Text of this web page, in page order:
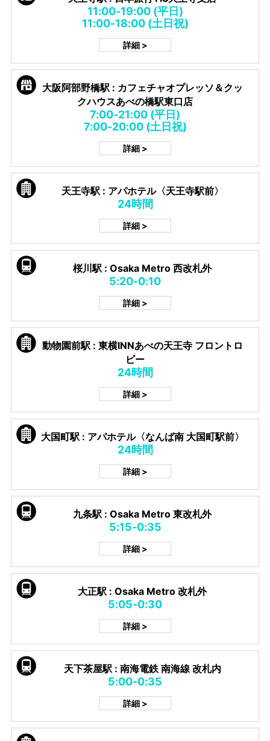
11:00-19:00 (平日)
11:00-18:00 (土日祝)
詳細 >
大阪阿部野橋駅 : カフェチャオプレッソ＆クッ
クハウスあべの橋駅東口店
7:00-21:00 (平日)
7:00-20:00 (土日祝)
詳細 >
天王寺駅 : アパホテル〈天王寺駅前〉
24時間
詳細 >
桜川駅 : Osaka Metro 西改札外
5:20-0:10
詳細 >
動物園前駅 : 東横INNあべの天王寺 フロントロ
ビー
24時間
詳細 >
大国町駅 : アパホテル〈なんば南 大国町駅前〉
24時間
詳細 >
九条駅 : Osaka Metro 東改札外
5:15-0:35
詳細 >
大正駅 : Osaka Metro 改札外
5:05-0:30
詳細 >
天下茶屋駅 : 南海電鉄 南海線 改札内
5:00-0:35
詳細 >